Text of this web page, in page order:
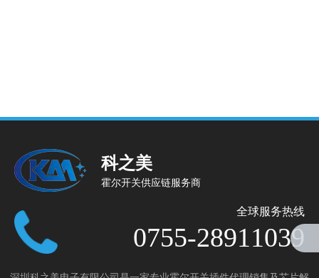
科之美
霍尔开关供应链服务商
全球服务热线
0755-28911039